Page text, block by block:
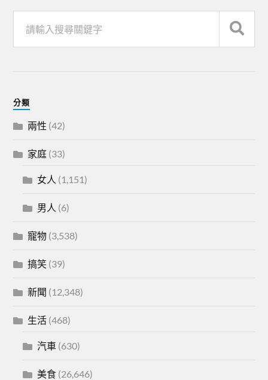
分類
兩性 (42)
家庭 (33)
女人 (1,151)
男人 (6)
寵物 (3,538)
搞笑 (39)
新聞 (12,348)
生活 (468)
汽車 (630)
美食 (26,646)